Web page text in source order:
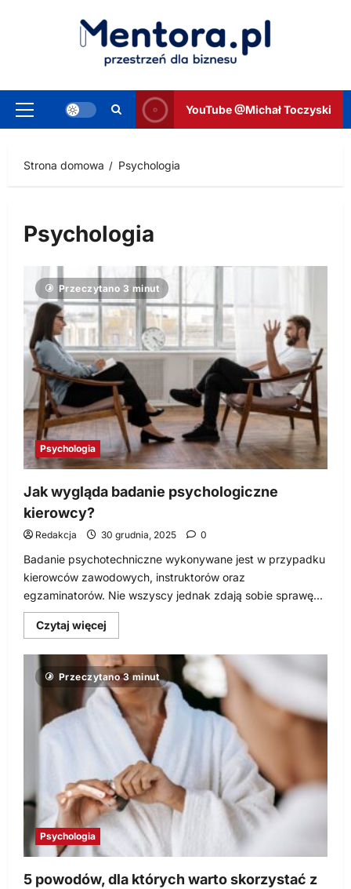
Menu
YouTube @Michał Toczyski
Strona domowa Psychologia
Psychologia
Przeczytano 3 minut
Psychologia
Jak wygląda badanie psychologiczne
kierowcy?
Redakcja 30 grudnia, 2025 0
Badanie psychotechniczne wykonywane jest w przypadku
kierowców zawodowych, instruktorów oraz
egzaminatorów. Nie wszyscy jednak zdają sobie sprawę...
Czytaj więcej
się
o
Jak
wygląda
badanie
psychologiczne
kierowcy?
Przeczytano 3 minut
Psychologia
5 powodów, dla których warto skorzystać z